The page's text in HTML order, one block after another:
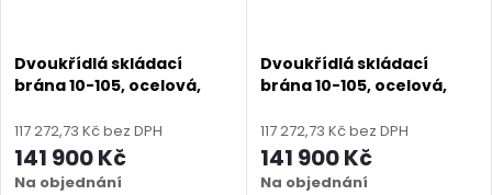
Dvoukřídlá skládací
brána 10-105, ocelová,
(šířka 1200 - 6000 mm,
výška 1000 - 2050 mm),
hnědá RAL 8019 matná
117 272,73 Kč bez DPH
141 900 Kč
Na objednání
Dvoukřídlá skládací
brána 10-105, ocelová,
(šířka 1200 - 6000 mm,
výška 1000 - 2050 mm),
modrá 5010 matná
117 272,73 Kč bez DPH
141 900 Kč
Na objednání